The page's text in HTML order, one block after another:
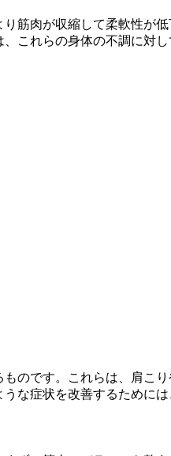
筋肉が収縮して柔軟性が
これらの身体の不調に対
のです。これらは、肩こ
な症状を改善するために